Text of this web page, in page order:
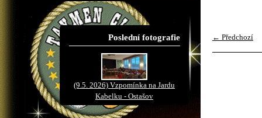
Poslední fotografie
(9.5. 2026) Vzpomínka na Jardu
Kabelku - Ostašov
← Předchozí